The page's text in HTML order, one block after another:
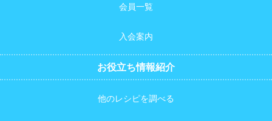
会員一覧
入会案内
お役立ち情報紹介
他のレシピを調べる